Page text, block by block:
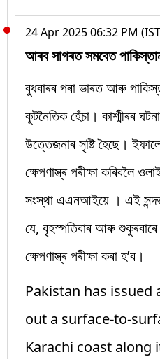
24 Apr 2025 06:32 PM
আৰব সাগৰত সমবেত
বুধবাৰৰ পৰা ভাৰত আৰু
কূটনৈতিক হেঁচা। কাশ্মীৰৰ
উত্তেজনাৰ সৃষ্টি হৈছে।
ক্ষেপণাস্ত্ৰ পৰীক্ষা কৰিবলৈ
সংস্থা এএনআইয়ে । এই
যে, বৃহস্পতিবাৰ আৰু
ক্ষেপণাস্ত্ৰ পৰীক্ষা কৰা হ’ব।
Pakistan has
out a surface-to-
Karachi coast